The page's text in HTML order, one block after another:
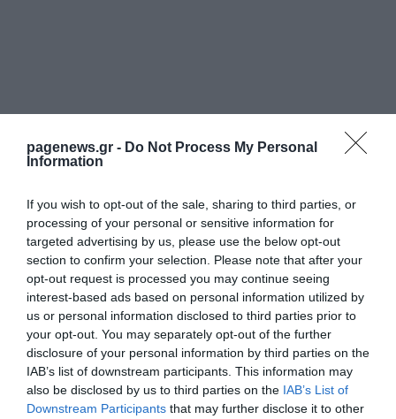
pagenews.gr - Do Not Process My Personal
Information
If you wish to opt-out of the sale, sharing to third parties, or
processing of your personal or sensitive information for
targeted advertising by us, please use the below opt-out
section to confirm your selection. Please note that after your
opt-out request is processed you may continue seeing
interest-based ads based on personal information utilized by
us or personal information disclosed to third parties prior to
your opt-out. You may separately opt-out of the further
disclosure of your personal information by third parties on the
IAB’s list of downstream participants. This information may
also be disclosed by us to third parties on the IAB’s List of
Downstream Participants that may further disclose it to other
Μυρτώ Κοροβέση στο pagenews.gr: «Η κοινωνία ζητά